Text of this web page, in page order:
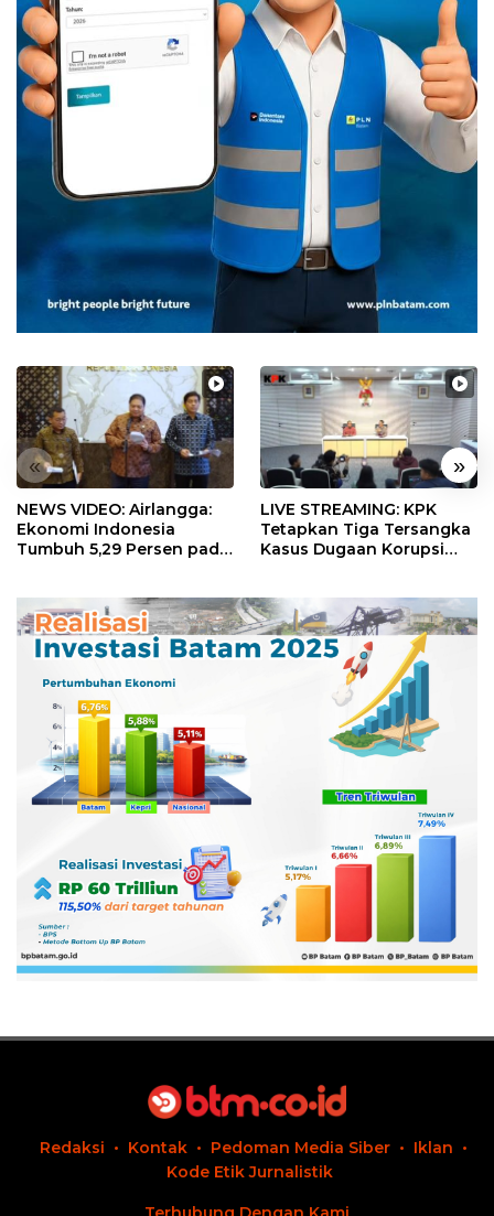
« »
NEWS VIDEO: Airlangga:
Ekonomi Indonesia
Tumbuh 5,29 Persen pada
LIVE STREAMING: KPK
Tetapkan Tiga Tersangka
Kasus Dugaan Korupsi
Redaksi Kontak Pedoman Media Siber
Iklan
Kode Etik Jurnalistik